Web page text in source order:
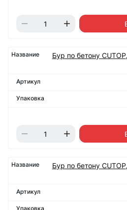
Бур по бетону
Бур по бетону